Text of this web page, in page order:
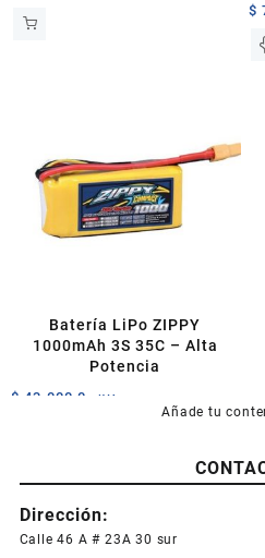
$
Batería LiPo ZIPPY
1000mAh 3S 35C – Alta
Potencia
$ 43.000,0 +IVA
Añade tu
Dirección:
Calle 46 A # 23A 30 sur